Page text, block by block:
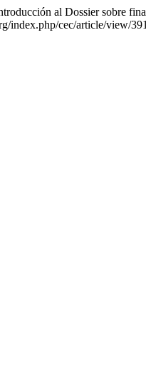
al Dossier sobre
index.php/cec/article/view/